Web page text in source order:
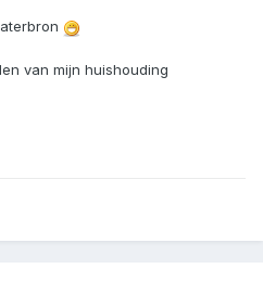
van mijn huishouding